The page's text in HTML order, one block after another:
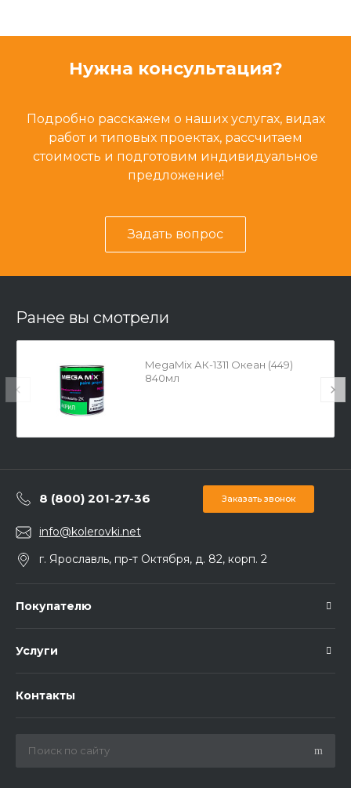
Нужна консультация?
Подробно расскажем о наших услугах, видах
работ и типовых проектах, рассчитаем
стоимость и подготовим индивидуальное
предложение!
Задать вопрос
Ранее вы смотрели
MegaMix АК-1311 Океан (449)
840мл
8 (800) 201-27-36 Заказать звонок
info@kolerovki.net
г. Ярославль, пр-т Октября, д. 82, корп. 2
Покупателю
Услуги
Контакты